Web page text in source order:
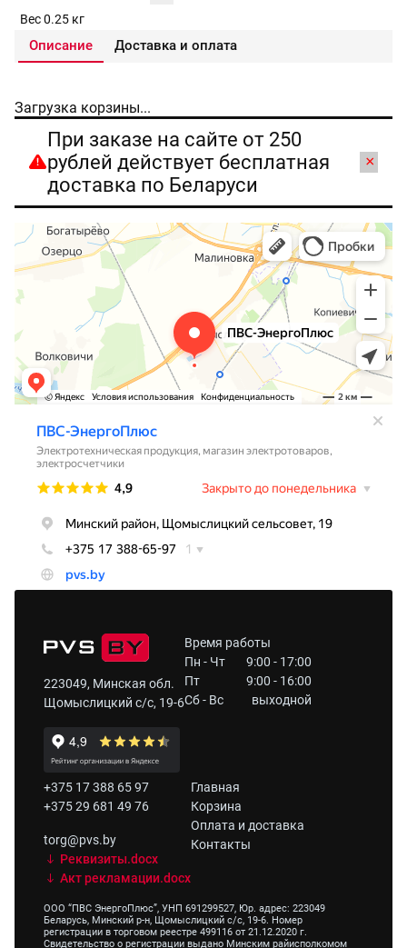
Вес 0.25 кг
Описание Доставка и оплата
Загрузка корзины...
При заказе на сайте от 250
рублей действует бесплатная
доставка по Беларуси
×
223049, Минская обл.
Щомыслицкий с/с, 19-6
Время работы
Пн - Чт
9:00 - 17:00
Пт
9:00 - 16:00
Сб - Вс
выходной
+375 17 388 65 97
+375 29 681 49 76
torg@pvs.by
Реквизиты.docx
Акт рекламации.docx
Главная
Корзина
Оплата и доставка
Контакты
ООО “ПВС ЭнергоПлюс”, УНП 691299527, Юр. адрес: 223049
Беларусь, Минский р-н, Щомыслицкий с/с, 19-6. Номер
регистрации в торговом реестре 499116 от 21.12.2020 г.
Свидетельство о регистрации выдано Минским райисполкомом